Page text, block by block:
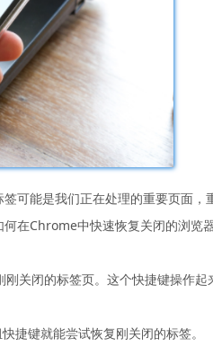
可能是我们正在处理的重要页面，
在Chrome中快速恢复关闭的浏览器
闭的标签页。这个快捷键操作起
键就能尝试恢复刚关闭的标签。